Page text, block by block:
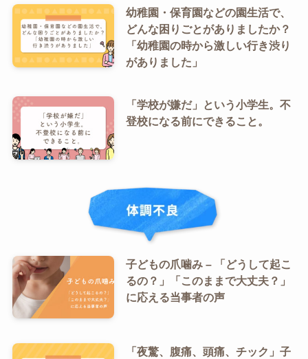
幼稚園・保育園などの園生活で、
どんな困りごとがありましたか？
「幼稚園の時から激しい行き渋り
がありました」
「学校が嫌だ」という小学生。不
登校になる前にできること。
子どもの爪噛み – 「どうして起こ
るの？」「このままで大丈夫？」
に応える当事者の声
「夜驚、腹痛、頭痛、チック」子